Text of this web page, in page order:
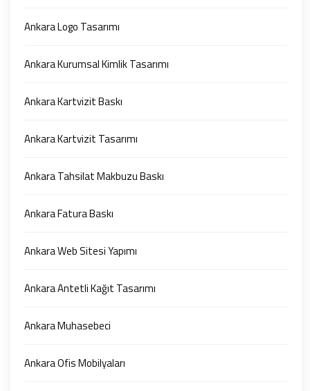
Ankara Logo Tasarımı
Ankara Kurumsal Kimlik Tasarımı
Ankara Kartvizit Baskı
Ankara Kartvizit Tasarımı
Ankara Tahsilat Makbuzu Baskı
Ankara Fatura Baskı
Ankara Web Sitesi Yapımı
Ankara Antetli Kağıt Tasarımı
Ankara Muhasebeci
Ankara Ofis Mobilyaları